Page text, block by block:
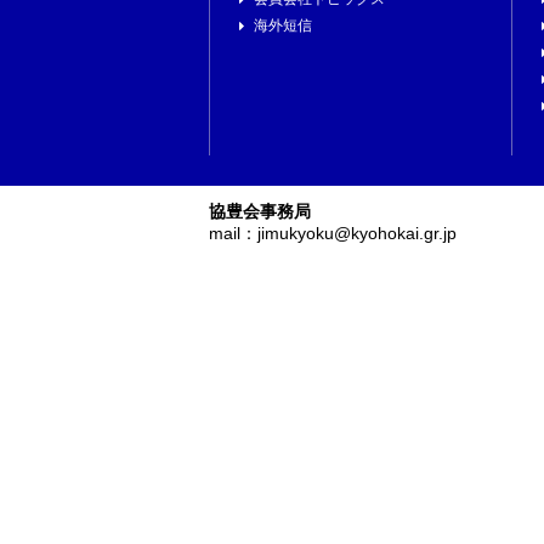
海外短信
協豊会事務局
mail：jimukyoku@kyohokai.gr.jp